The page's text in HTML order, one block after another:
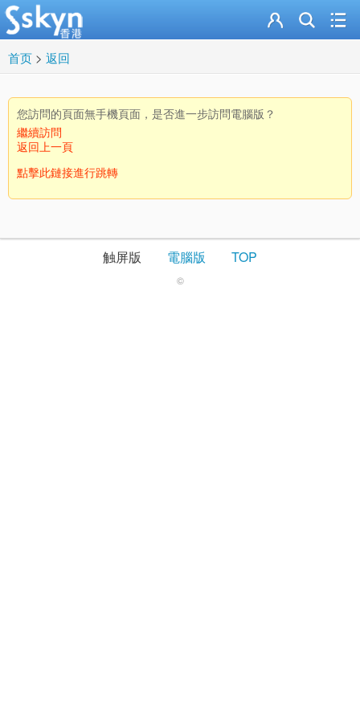
首页 > 返回
您訪問的頁面無手機頁面，是否進一步訪問電腦版？
繼續訪問
返回上一頁
點擊此鏈接進行跳轉
触屏版 電腦版 TOP
©